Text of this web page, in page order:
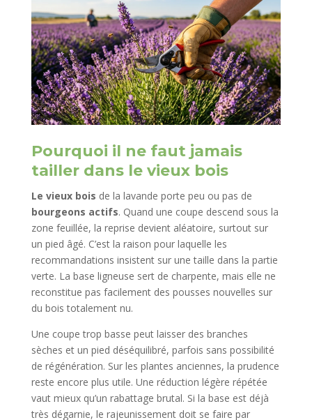
Pourquoi il ne faut jamais
tailler dans le vieux bois
Le vieux bois de la lavande porte peu ou pas de
bourgeons actifs. Quand une coupe descend sous la
zone feuillée, la reprise devient aléatoire, surtout sur
un pied âgé. C’est la raison pour laquelle les
recommandations insistent sur une taille dans la partie
verte. La base ligneuse sert de charpente, mais elle ne
reconstitue pas facilement des pousses nouvelles sur
du bois totalement nu.
Une coupe trop basse peut laisser des branches
sèches et un pied déséquilibré, parfois sans possibilité
de régénération. Sur les plantes anciennes, la prudence
reste encore plus utile. Une réduction légère répétée
vaut mieux qu’un rabattage brutal. Si la base est déjà
très dégarnie, le rajeunissement doit se faire par